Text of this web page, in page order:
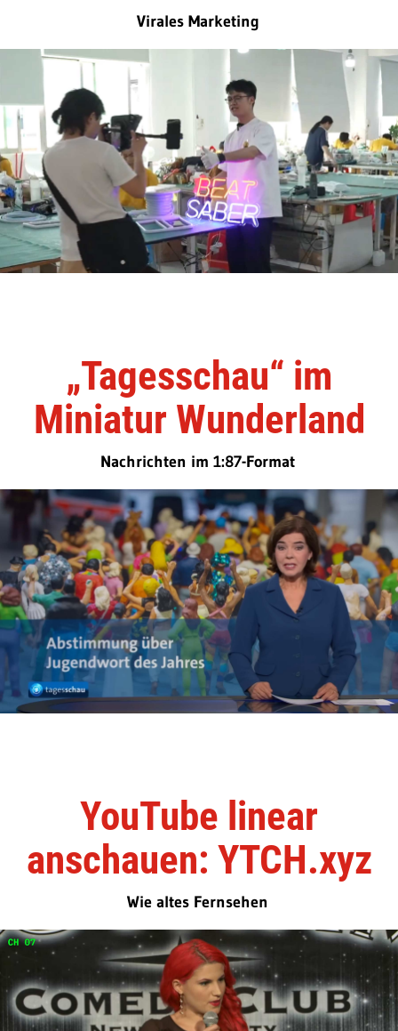
Virales Marketing
„Tagesschau“ im
Miniatur Wunderland
Nachrichten im 1:87-Format
YouTube linear
anschauen: YTCH.xyz
Wie altes Fernsehen